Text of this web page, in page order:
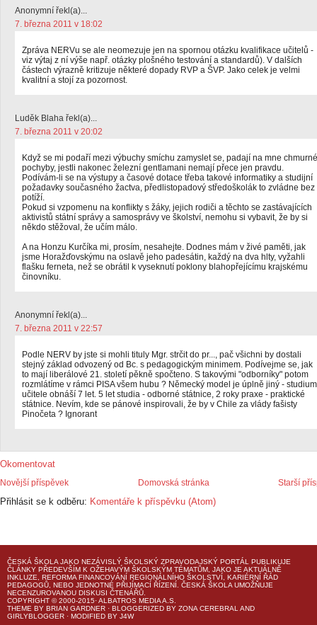
Anonymní řekl(a)...
7. března 2011 v 18:02
Zpráva NERVu se ale neomezuje jen na spornou otázku kvalifikace učitelů -
viz výtaj z ní výše např. otázky plošného testování a standardů). V dalších
částech výrazně kritizuje některé dopady RVP a ŠVP. Jako celek je velmi
kvalitní a stojí za pozornost.
Luděk Blaha řekl(a)...
7. března 2011 v 20:02
Když se mi podaří mezi výbuchy smíchu zamyslet se, padají na mne chmurné
pochyby, jestli nakonec železní gentlamani nemají přece jen pravdu.
Podívám-li se na výstupy a časové dotace třeba takové informatiky a studijní
požadavky současného žactva, předlistopadový středoškolák to zvládne bez
potíží.
Pokud si vzpomenu na konflikty s žáky, jejich rodiči a těchto se zastávajících
aktivistů státní správy a samosprávy ve školství, nemohu si vybavit, že by si
někdo stěžoval, že učím málo.
A na Honzu Kurčíka mi, prosím, nesahejte. Dodnes mám v živé paměti, jak
jsme Horažďovskýmu na oslavě jeho padesátin, každý na dva hlty, vyžahli
flašku ferneta, než se obrátil k vyseknutí poklony blahopřejícímu krajskému
činovníku.
Anonymní řekl(a)...
7. března 2011 v 22:57
Podle NERV by jste si mohli tituly Mgr. strčit do pr..., pač všichni by dostali
stejný základ odvozený od Bc. s pedagogickým minimem. Podívejme se, jak
to mají liberálové 21. století pěkně spočteno. S takovými "odborníky" potom
rozmlátíme v rámci PISA všem hubu ? Německý model je úplně jiný - studium
učitele obnáší 7 let. 5 let studia - odborné státnice, 2 roky praxe - praktické
státnice. Nevím, kde se pánové inspirovali, že by v Chile za vlády fašisty
Pinočeta ? Ignorant
Okomentovat
Novější příspěvek Starší
Domovská stránka
Přihlásit se k odběru: Komentáře k příspěvku (Atom)
ČESKÁ ŠKOLA JAKO NEZÁVISLÝ ŠKOLSKÝ ZPRAVODAJSKÝ PORTÁL PUBLIKUJE
ČLÁNKY PŘEDEVŠÍM K OŽEHAVÝM ŠKOLSKÝM TÉMATŮM, JAKO JE AKTUÁLNĚ
INKLUZE, REFORMA FINANCOVÁNÍ REGIONÁLNÍHO ŠKOLSTVÍ, KARIÉRNÍ ŘÁD
PEDAGOGŮ, NEBO JEDNOTNÉ PŘIJÍMACÍ ŘÍZENÍ. ČESKÁ ŠKOLA UMOŽŇUJE
NECENZUROVANOU DISKUSI ČTENÁŘŮ.
COPYRIGHT © 2000-2015· ALBATROS MEDIA A.S.
THEME BY BRIAN GARDNER · BLOGGERIZED BY ZONA CEREBRAL AND
GIRLYBLOGGER · MODIFIED BY J4W